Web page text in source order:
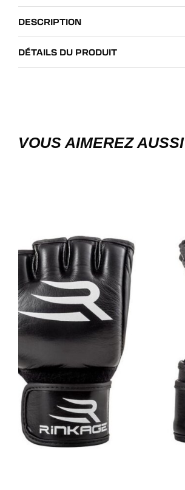
DESCRIPTION
DÉTAILS DU PRODUIT
VOUS AIMEREZ AUSSI